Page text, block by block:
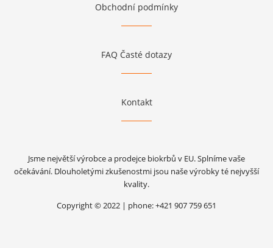
Obchodní podmínky
FAQ Časté dotazy
Kontakt
Jsme největší výrobce a prodejce biokrbů v EU. Splníme vaše
očekávání. Dlouholetými zkušenostmi jsou naše výrobky té nejvyšší
kvality.
Copyright © 2022 | phone: +421 907 759 651